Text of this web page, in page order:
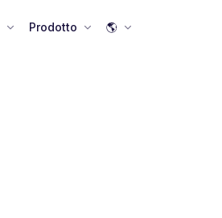
Prodotto 🌎